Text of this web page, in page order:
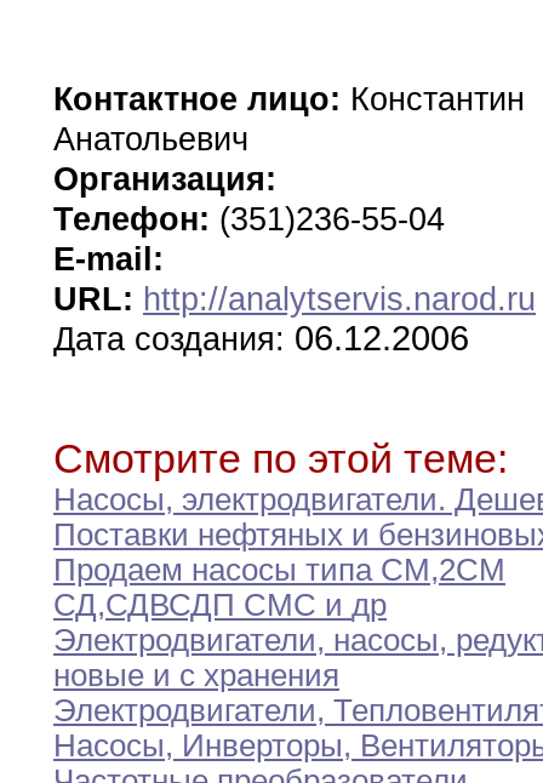
Контактное лицо: Константин
Анатольевич
Организация:
Телефон: (351)236-55-04
E-mail:
URL: http://analytservis.narod.ru
Дата создания: 06.12.2006
Смотрите по этой теме:
Насосы, электродвигатели.
Поставки нефтяных и
Продаем насосы типа СМ,2СМ
СД,СДВСДП СМС и др
Электродвигатели, насосы,
новые и с хранения
Электродвигатели,
Насосы, Инверторы,